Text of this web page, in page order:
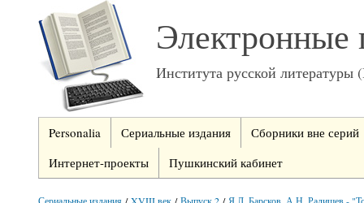
Электронные
Института русской
Personalia Сериальные издания
Сборники вне серий
Интернет-проекты
Пушкинский кабинет